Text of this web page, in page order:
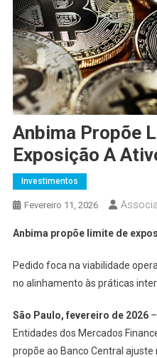
Anbima Propõe
Exposição A
Investimentos
Fevereiro 11, 2026
Anbima propõe limite de
Pedido foca na viabilidade
no alinhamento às práticas
São Paulo, fevereiro de 2026
Entidades dos Mercados
propõe ao Banco Central